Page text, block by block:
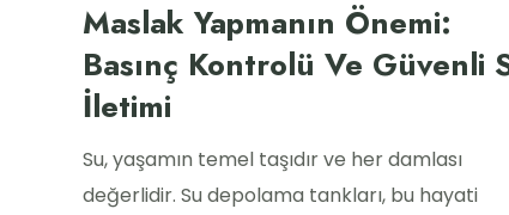
Maslak Yapmanın Önemi:
Basınç Kontrolü Ve Güvenli
İletimi
Su, yaşamın temel taşıdır ve her damlası
değerlidir. Su depolama tankları, bu hayati